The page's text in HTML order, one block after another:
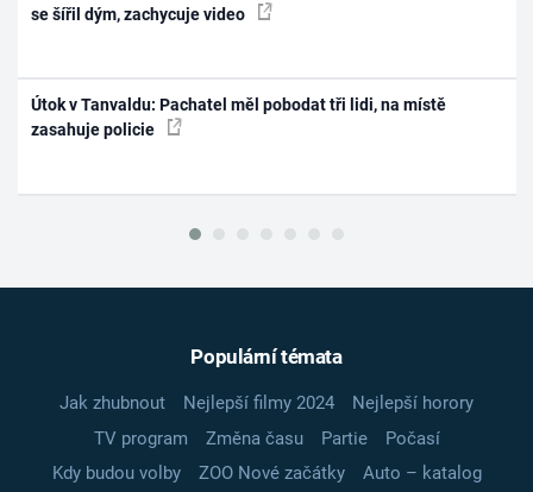
se šířil dým, zachycuje video
Útok v Tanvaldu: Pachatel měl pobodat tři lidi, na místě
zasahuje policie
Populární témata
Jak zhubnout Nejlepší filmy 2024
Nejlepší horory
TV program
Změna času Partie
Počasí
Kdy budou volby
ZOO Nové začátky
Auto – katalog